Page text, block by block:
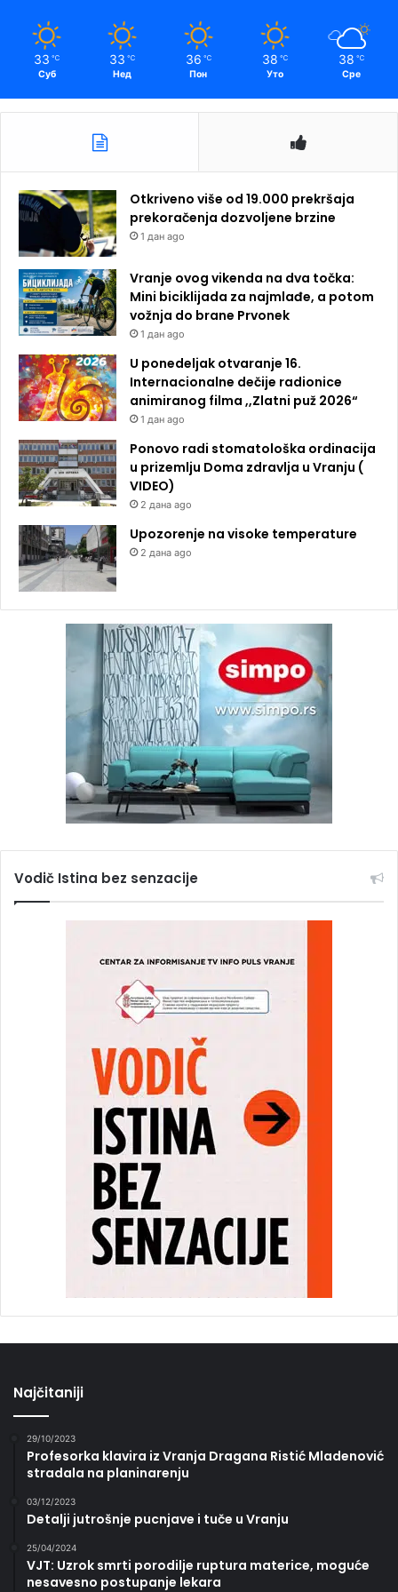
33 ℃
Суб
33 ℃
Нед
36 ℃
Пон
38 ℃
Уто
38 ℃
Сре
Otkriveno više od 19.000 prekršaja
prekoračenja dozvoljene brzine
1 дан ago
Vranje ovog vikenda na dva točka:
Mini biciklijada za najmlađe, a potom
vožnja do brane Prvonek
1 дан ago
U ponedeljak otvaranje 16.
Internacionalne dečije radionice
animiranog filma ,,Zlatni puž 2026“
1 дан ago
Ponovo radi stomatološka ordinacija
u prizemlju Doma zdravlja u Vranju (
VIDEO)
2 дана ago
Upozorenje na visoke temperature
2 дана ago
Vodič Istina bez senzacije
Najčitaniji
29/10/2023
Profesorka klavira iz Vranja Dragana Ristić Mladenović
stradala na planinarenju
03/12/2023
Detalji jutrošnje pucnjave i tuče u Vranju
25/04/2024
VJT: Uzrok smrti porodilje ruptura materice, moguće
nesavesno postupanje lekara